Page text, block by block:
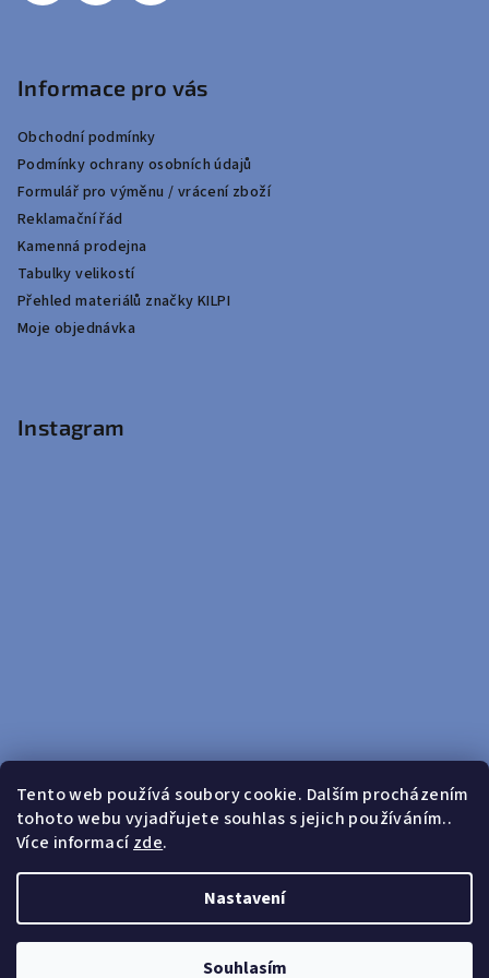
Tento web používá soubory cookie. Dalším procházením
tohoto webu vyjadřujete souhlas s jejich používáním..
Více informacízde.
Nastavení
Souhlasím
Informace pro vás
Obchodní podmínky
Podmínky ochrany osobních údajů
Formulář pro výměnu / vrácení zboží
Reklamační řád
Kamenná prodejna
Tabulky velikostí
Přehled materiálů značky KILPI
Moje objednávka
Instagram
Sledovat na Instagramu
Doprava zdarma od 599 Kč